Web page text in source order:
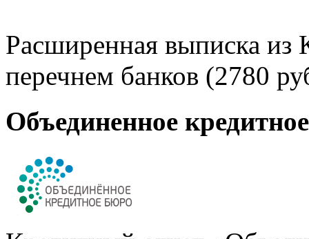
Расширенная выписка из
перечнем банков (2780
Объединенное